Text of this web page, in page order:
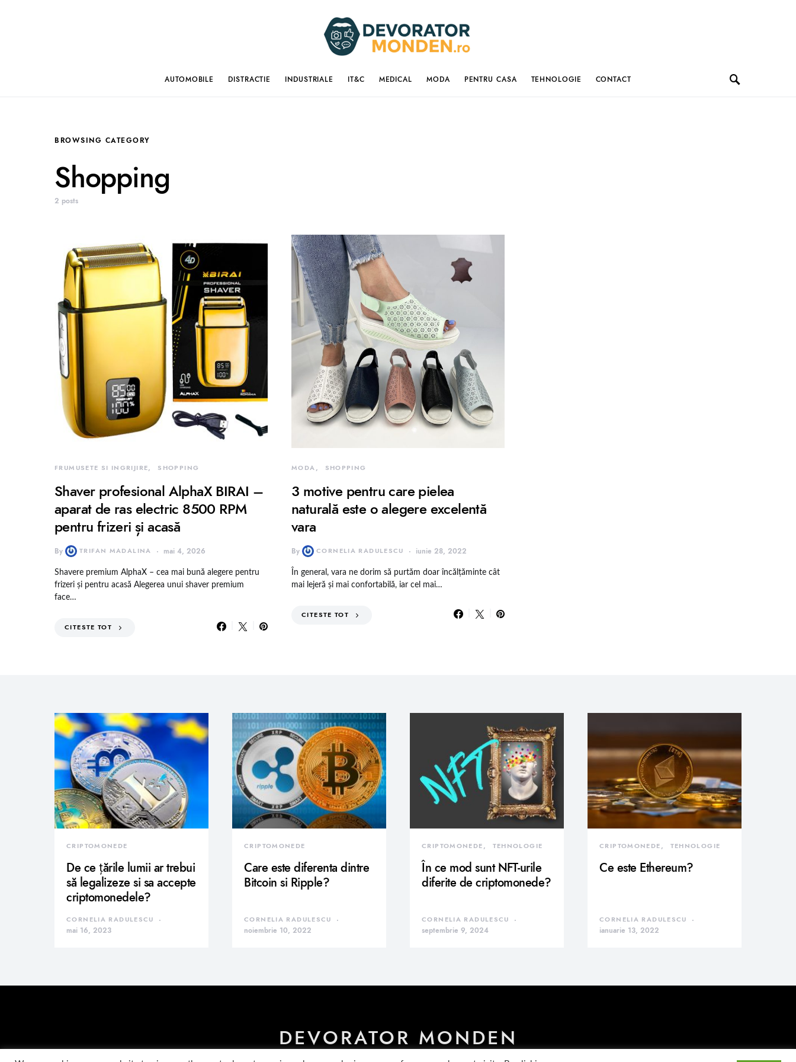
AUTOMOBILE DISTRACTIE INDUSTRIALE IT&C MEDICAL MODA PENTRU CASA TEHNOLOGIE CONTACT
BROWSING CATEGORY
Shopping
2 posts
FRUMUSETE SI INGRIJIRE SHOPPING
Shaver profesional AlphaX BIRAI –
aparat de ras electric 8500 RPM
pentru frizeri și acasă
By TRIFAN MADALINA mai 4, 2026
Shavere premium AlphaX – cea mai bună alegere pentru
frizeri și pentru acasă Alegerea unui shaver premium
face…
CITESTE TOT
MODA SHOPPING
3 motive pentru care pielea
naturală este o alegere excelentă
vara
By CORNELIA RADULESCU iunie 28, 2022
În general, vara ne dorim să purtăm doar încălțăminte cât
mai lejeră și mai confortabilă, iar cel mai…
CITESTE TOT
CRIPTOMONEDE
De ce țările lumii ar trebui
să legalizeze si sa accepte
criptomonedele?
CORNELIA RADULESCU
mai 16, 2023
CRIPTOMONEDE
Care este diferenta dintre
Bitcoin si Ripple?
CORNELIA RADULESCU
noiembrie 10, 2022
CRIPTOMONEDE TEHNOLOGIE
În ce mod sunt NFT-urile
diferite de criptomonede?
CORNELIA RADULESCU
septembrie 9, 2024
CRIPTOMONEDE TEHNOLOGIE
Ce este Ethereum?
CORNELIA RADULESCU
ianuarie 13, 2022
DEVORATOR MONDEN